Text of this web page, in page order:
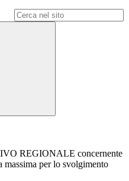
REGIONALE concernente
massima per lo svolgimento